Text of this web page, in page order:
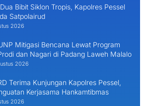
Bibit Siklon Tropis, Kapolres Pessel
Satpolairud
2026
Mitigasi Bencana Lewat Program
dan Nagari di Padang Laweh Malalo
2026
Terima Kunjungan Kapolres Pessel,
Kerjasama Hankamtibmas
2026